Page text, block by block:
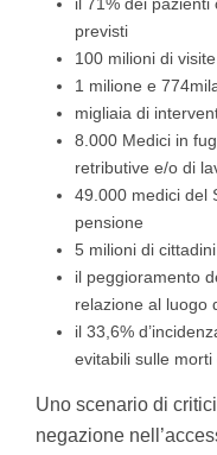
il 71% dei
previsti
100 milioni di
1 milione e
migliaia di
8.000 Medici in
retributive e/o di
49.000 medici del
pensione
5 milioni di
il peggioramento
relazione al luogo
il 33,6%
evitabili sulle morti
Uno scenario di
negazione